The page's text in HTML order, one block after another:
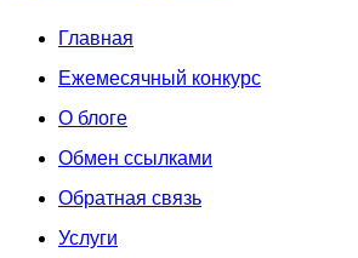
Главная
Ежемесячный конкурс
О блоге
Обмен ссылками
Обратная связь
Услуги